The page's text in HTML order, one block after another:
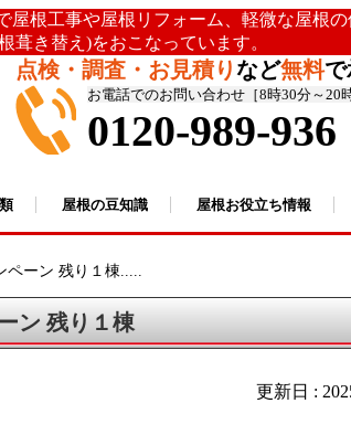
根工事や屋根リフォーム、軽微な屋根
葺き替え)をおこなっています。
点検・調査・お見積りなど無料で
お電話でのお問い合わせ［8時30分～20
0120-989-936
屋根の豆知識 屋根お役立ち情報
ペーン 残り１棟.....
ン 残り１棟
更新日 :